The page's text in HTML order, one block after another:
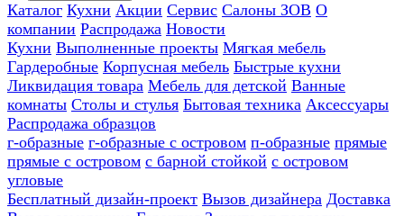
Каталог Кухни Акции Сервис Салоны ЗОВ О
компании Распродажа Новости
Кухни Выполненные проекты Мягкая мебель
Гардеробные Корпусная мебель Быстрые кухни
Ликвидация товара Мебель для детской Ванные
комнаты Столы и стулья Бытовая техника Аксессуары
Распродажа образцов
г-образные г-образные с островом п-образные прямые
прямые с островом с барной стойкой с островом
угловые
Бесплатный дизайн-проект Вызов дизайнера Доставка